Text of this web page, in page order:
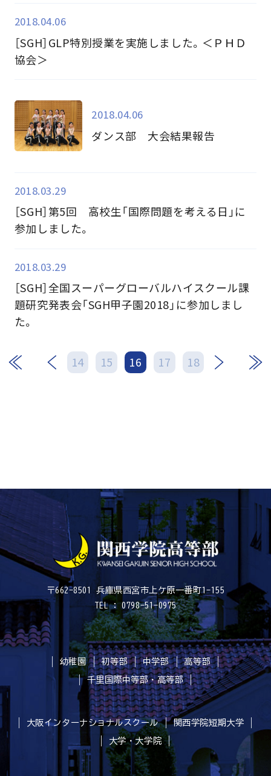
2018.04.06
［SGH］GLP特別授業を実施しました。＜ＰＨＤ
協会＞
2018.04.06
ダンス部 大会結果報告
2018.03.29
［SGH］第5回 高校生「国際問題を考える日」に
参加しました。
2018.03.29
［SGH］全国スーパーグローバルハイスクール課
題研究発表会「SGH甲子園2018」に参加しまし
た。
14 15 16 17 18
次 最後
〒662-8501 兵庫県西宮市上ケ原一番町1-155
TEL : 0798-51-0975
幼稚園 初等部 中学部
高等部
千里国際中等部・高等部
大阪インターナショナルスクール
関西学院短期大学
大学・大学院